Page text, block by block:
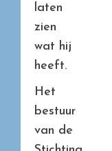
laten
zien
wat hij
heeft.
Het
bestuur
van de